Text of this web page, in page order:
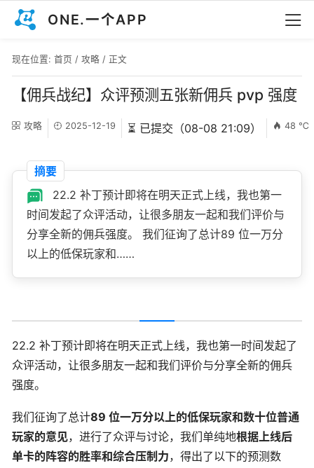
ONE.一个APP
现在位置: 首页 / 攻略 / 正文
【佣兵战纪】众评预测五张新佣兵 pvp 强度
攻略 2025-12-19 ⏳ 已提交（08-08 21:09） 48 ℃
摘要
22.2 补丁预计即将在明天正式上线，我也第一
时间发起了众评活动，让很多朋友一起和我们评价与
分享全新的佣兵强度。 我们征询了总计89 位一万分
以上的低保玩家和……
22.2 补丁预计即将在明天正式上线，我也第一时间发起了
众评活动，让很多朋友一起和我们评价与分享全新的佣兵
强度。
我们征询了总计89 位一万分以上的低保玩家和数十位普通
玩家的意见，进行了众评与讨论，我们单纯地根据上线后
单卡的阵容的胜率和综合压制力，得出了以下的预测数